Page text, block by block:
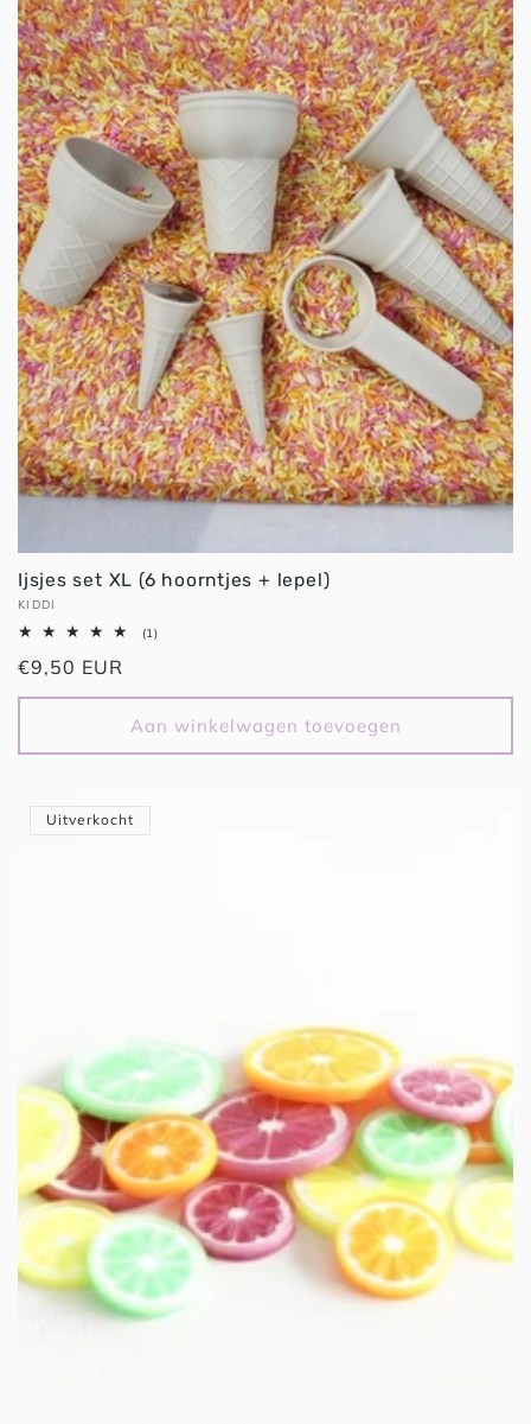
Ijsjes set XL (6 hoorntjes + lepel)
Verkoper:
KIDDI
(1)1
Normale
prijs
€9,50 EUR
Aan winkelwagen toevoegen
Uitverkocht